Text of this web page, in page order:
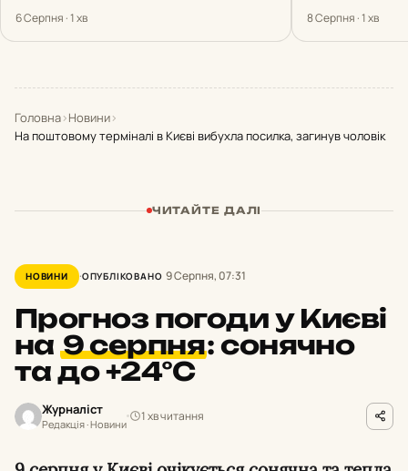
6 Серпня · 1 хв 8 Серпня · 1 хв
Головна›Новини›
На поштовому терміналі в Києві вибухла посилка, загинув чоловік
ЧИТАЙТЕ ДАЛІ
НОВИНИ ОПУБЛІКОВАНО 9 Серпня, 07:31
Прогноз погоди у Києві
на9 серпня: сонячно
та до +24°С
Журналіст
Редакція · Новини
1 хв читання